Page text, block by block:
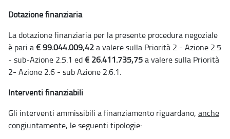
Dotazione finanziaria
La dotazione finanziaria per la presente procedura negoziale
è pari a€ 99.044.009,42a valere sulla Priorità 2 - Azione 2.5
- sub-Azione 2.5.1 ed€ 26.411.735,75a valere sulla Priorità
2- Azione 2.6 - sub Azione 2.6.1.
Interventi finanziabili
Gli interventi ammissibili a finanziamento riguardano, anche
congiuntamente, le seguenti tipologie: